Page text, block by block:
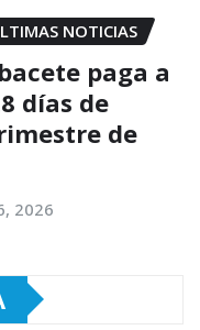
NOTICIAS
paga a
días de
de
2026